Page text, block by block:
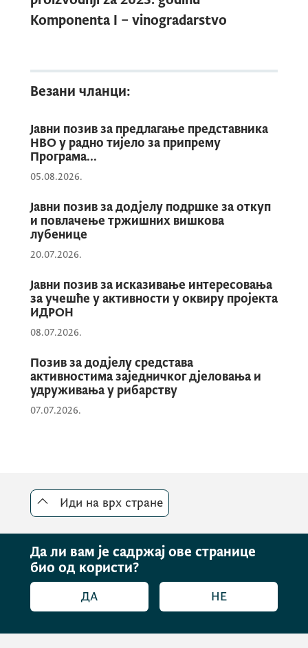
Komponenta I – vinogradarstvo
Везани чланци:
Јавни позив за предлагање представника
НВО у радно тијело за припрему
Програма...
05.08.2026.
Јавни позив за додјелу подршке за откуп
и повлачење тржишних вишкова
лубенице
20.07.2026.
Јавни позив за исказивање интересовања
за учешће у активности у оквиру пројекта
ИДРОН
08.07.2026.
Позив за додјелу средстава
активностима заједничког дјеловања и
удруживања у рибарству
07.07.2026.
Иди на врх стране
Да ли вам је садржај ове странице
био од користи?
ДА НЕ